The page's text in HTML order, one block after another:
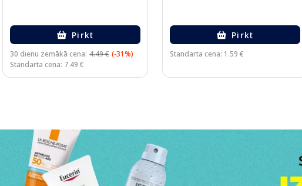
Pirkt
30 dienu zemākā cena: 4.49 € (-31%)
Standarta cena: 7.49 €
Pirkt
Standarta cena: 1.59 €